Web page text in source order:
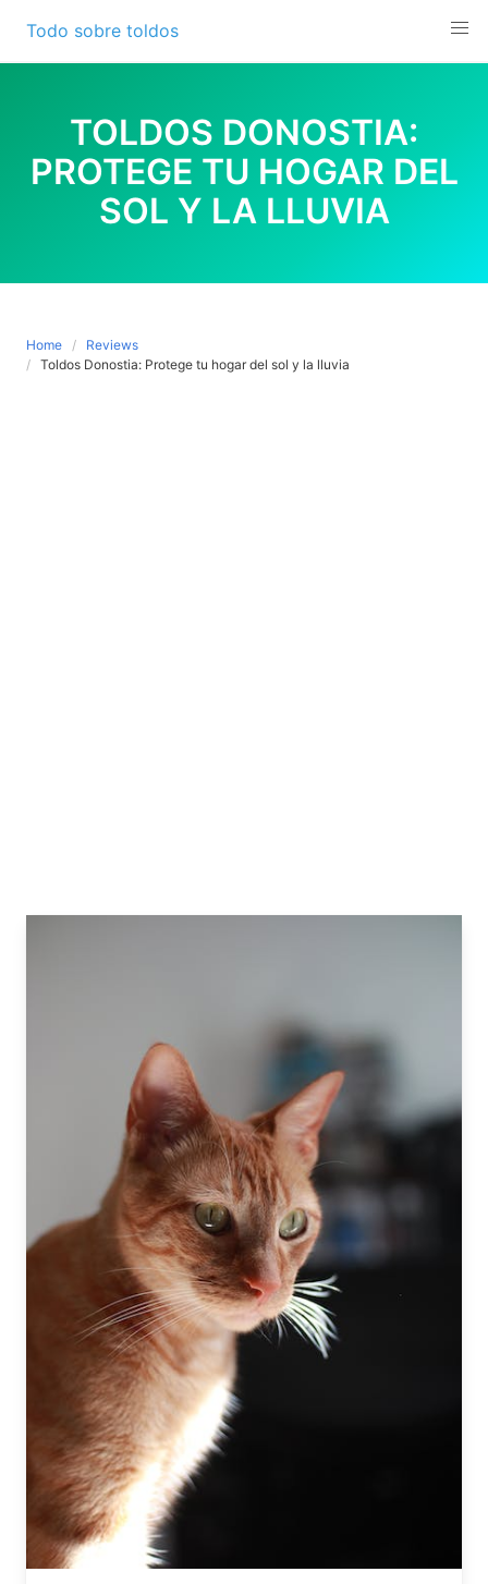
content
Todo sobre toldos
TOLDOS DONOSTIA:
PROTEGE TU HOGAR DEL
SOL Y LA LLUVIA
Home
Reviews
Toldos Donostia: Protege tu hogar del sol y la lluvia